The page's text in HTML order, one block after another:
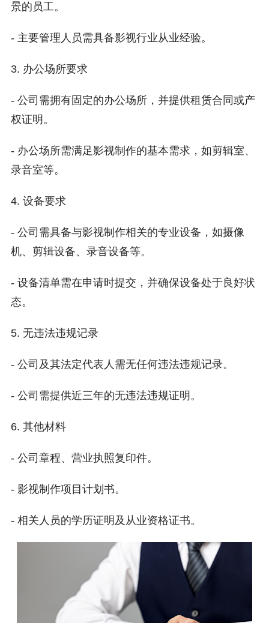
景的员工。
- 主要管理人员需具备影视行业从业经验。
3. 办公场所要求
- 公司需拥有固定的办公场所，并提供租赁合同或产
权证明。
- 办公场所需满足影视制作的基本需求，如剪辑室、
录音室等。
4. 设备要求
- 公司需具备与影视制作相关的专业设备，如摄像
机、剪辑设备、录音设备等。
- 设备清单需在申请时提交，并确保设备处于良好状
态。
5. 无违法违规记录
- 公司及其法定代表人需无任何违法违规记录。
- 公司需提供近三年的无违法违规证明。
6. 其他材料
- 公司章程、营业执照复印件。
- 影视制作项目计划书。
- 相关人员的学历证明及从业资格证书。